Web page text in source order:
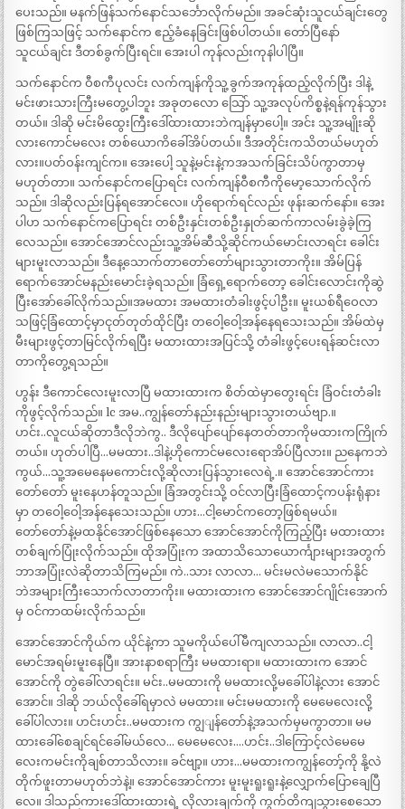
ပေးသည်။ မနက်ဖြန်သက်နောင်သင်္ဘောလိုက်မည်။ အခင်ဆုံးသူငယ်ချင်းတွေ
ဖြစ်ကြသဖြင့် သက်နောင်က ဧည့်ခံနေခြင်းဖြစ်ပါတယ်။ တော်ပြီနော်
သူငယ်ချင်း ဒီတစ်ခွက်ပြီးရင်။ အေးပါ ကုန်လည်းကုနါပါပြီ။
သက်နောင်က ဝီစကီပုလင်း လက်ကျန်ကိုသူ့ခွက်အကုန်ထည့်လိုက်ပြီး ဒါနဲ့
မင်းဖားသားကြီးမတွေ့ပါဘူး အခုတလော သြော် သူ့အလုပ်ကိစ္စနဲ့ရန်ကုန်သွား
တယ်။ ဒါဆို မင်းမိထွေးကြီးဒေါ်ထားထားဘဲကျန်မှာပေါ့။ အင်း သူ့အမျိုးဆို
လားကောင်မလေး တစ်ယောကိခေါ်အိပ်တယ်။ ဒီအတိုင်းကသိတယ်မဟုတ်
လား။ပတ်ဝန်းကျင်က။ အေးပေါ့ သူနဲ့မင်းနဲ့ကအသက်ခြင်းသိပ်ကွာတာမှ
မဟုတ်တာ။ သက်နောင်ကပြောရင်း လက်ကျန်ဝီစကီကိုမော့သောက်လိုက်
သည်။ ဒါဆိုလည်းပြန်ရအောင်လေ။ ဟိုရောက်ရင်လည်း ဖုန်းဆက်နော်။ အေး
ပါဟ သက်နောင်ကပြောရင်း တစ်ဦးနှင်းတစ်ဦးနှုတ်ဆက်ကာလမ်းခွဲခဲ့ကြ
လေသည်။ အောင်အောင်လည်းသူ့အိမ်ဆီသို့ဆိုင်ကယ်မောင်းလာရင်း ခေါင်း
များမူးလာသည်။ ဒီနေ့သောက်တာတော်တော်များသွားတာကိုး။ အိမ်ပြန်
ရောက်အောင်မနည်းမောင်းခဲ့ရသည်။ ခြံရှေ့ရောက်တော့ ခေါင်းလောင်းကိုဆွဲ
ပြီးအော်ခေါ်လိုက်သည်။အမထား အမထားတံခါးဖွင့်ပါဦး။ မူးယစ်ရီဝေလာ
သဖြင့်ခြံထောင့်မှာငုတ်တုတ်ထိုင်ပြီး တဝေါ့ဝေါ့အန်နေရသေးသည်။ အိမ်ထဲမှ
မီးများဖွင့်တာမြင်လိုက်ရပြီး မထားထားအပြင်သို့ တံခါးဖွင့်ပေးရန်ဆင်းလာ
တာကိုတွေ့ရသည်။
ဟွန်း ဒီကောင်လေးမူးလာပြီ မထားထားက စိတ်ထဲမှာတွေးရင်း ခြံဝင်းတံခါး
ကိုဖွင့်လိုက်သည်။ lc အမ..ကျွန်တော်နည်းနည်းများသွားတယ်ဗျာ.။
ဟင်း..လူငယ်ဆိုတာဒီလိုဘဲကွ.. ဒီလိုပျော်ပျော်နေတတ်တာကိုမထားကကြိုက်
တယ်။ ဟုတ်ပါပြီ…မမထား..ဒါနဲ့ဟိုကောင်မလေးရောအိပ်ပြီလား။ ညနေကဘဲ
ကွယ်…သူ့အမေနေမကောင်းလို့ဆိုလားပြန်သွားလေရဲ့.။ အောင်အောင်ကား
တော်တော် မူးနေဟန်တူသည်။ ခြံအတွင်းသို့ ဝင်လာပြီးခြံထောင့်ကပန်းရုံနား
မှာ တဝေါ့ဝေါ့အန်နေသေးသည်။ ဟား…ငါ့မောင်ကတော့ဖြစ်ရမယ်။
တော်တော်နဲ့မထနိုင်အောင်ဖြစ်နေသော အောင်အောင်ကိုကြည့်ပြီး မထားထား
တစ်ချက်ပြုံးလိုက်သည်။ ထိုအပြုံးက အထာသိသောယောင်္ကျားများအတွက်
ဘာအပြုံးလဲဆိုတာသိကြမည်။ ကဲ..သား လာလာ… မင်းမလဲမသောက်နိုင်
ဘဲအများကြီးသောက်လာတာကိုး။ မထားထားက အောင်အောင်ဂျိုင်းအောက်
မှ ဝင်ကာထမ်းလိုက်သည်။
အောင်အောင်ကိုယ်က ယိုင်နဲ့ကာ သူမကိုယ်ပေါ်မီကျလာသည်။ လာလာ..ငါ့
မောင်အရမ်းမူးနေပြီ။ အားနာစရာကြီး မမထားရာ။ မထားထားက အောင်
အောင်ကို တွဲခေါ်လာရင်း။ မင်း..မမထားကို မမထားလို့မခေါ်ပါနဲ့လား အောင်
အောင်။ ဒါဆို ဘယ်လိုခေါ်ရမှာလဲ မမထား။ မင်းမမထားကို မေမေလေးလို့
ခေါ်ပါလား။ ဟင်းဟင်း..မမထားက ကျွျန်တော်နဲ့အသက်မှမကွာတာ။ မမ
ထားခေါ်စေချင်ရင်ခေါ်မယ်လေ… မေမေလေး….ဟင်း..ဒါကြောင့်လဲမေမေ
လေးကမင်းကိုချစ်တာသိလား။ ခင်ဗျာ့။ ဟား…မမထားကကျွန်တော့်ကို နို့လဲ
တိုက်ဖူးတာမဟုတ်ဘဲနဲ့။ အောင်အောင်ကား မူးမူးရူးရူးနဲ့လျှောက်ပြောချေပြီ
လေ။ ဒါသည်ကားဒေါ်ထားထားရဲ့ လိုလားချက်ကို ကွက်တိကျသွားစေသော